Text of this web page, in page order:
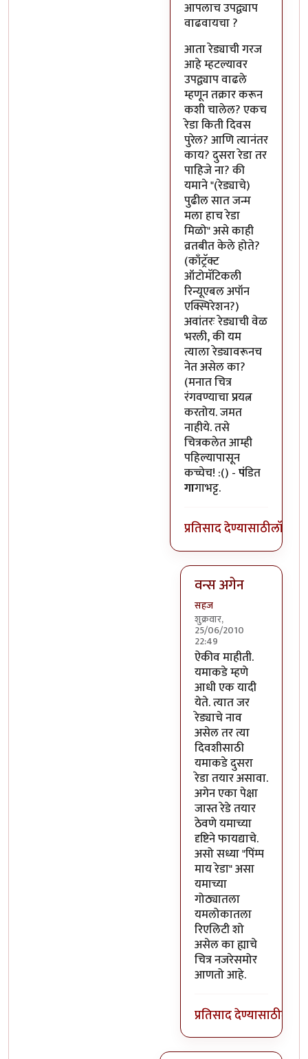
आपलाच उपद्व्याप
वाढवायचा ?
आता रेड्याची गरज
आहे म्हटल्यावर
उपद्व्याप वाढले
म्हणून तक्रार करून
कशी चालेल? एकच
रेडा किती दिवस
पुरेल? आणि त्यानंतर
काय? दुसरा रेडा तर
पाहिजे ना? की
यमाने "(रेड्याचे)
पुढील सात जन्म
मला हाच रेडा
मिळो" असे काही
व्रतबीत केले होते?
(काँट्रॅक्ट
ऑटोमॅटिकली
रिन्यूएबल अपॉन
एक्स्पिरेशन?)
अवांतरः रेड्याची वेळ
भरली, की यम
त्याला रेड्यावरूनच
नेत असेल का?
(मनात चित्र
रंगवण्याचा प्रयत्न
करतोय. जमत
नाहीये. तसे
चित्रकलेत आम्ही
पहिल्यापासून
कच्चेच! :() -पंडित
गागाभट्ट.
प्रतिसाद देण्यासाठीलॉग
वन्स अगेन
सहज
शुक्रवार,
25/06/2010
22:49
In reply toकठीण आहे
ऐकीव माहीती.
यमाकडे म्हणे
आधी एक यादी
येते. त्यात जर
रेड्याचे नाव
असेल तर त्या
दिवशीसाठी
यमाकडे दुसरा
रेडा तयार असावा.
अगेन एका पेक्षा
जास्त रेडे तयार
ठेवणे यमाच्या
दृष्टिने फायद्याचे.
असो सध्या "पिंम्प
माय रेडा" असा
यमाच्या
गोठ्यातला
यमलोकातला
रिएलिटी शो
असेल का ह्याचे
चित्र नजरेसमोर
आणतो आहे.
प्रतिसाद देण्यासाठीलॉग